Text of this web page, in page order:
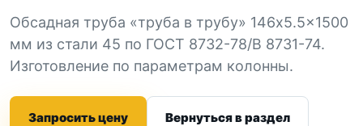
Обсадная труба «труба в трубу» 146x5.5x1500
мм из стали 45 по ГОСТ 8732-78/В 8731-74.
Изготовление по параметрам колонны.
Запросить цену Вернуться в раздел